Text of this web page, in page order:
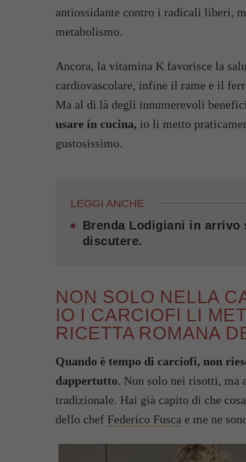
antiossidante contro i radicali liberi,
metabolismo.
Ancora, la vitamina K favorisce la
cardiovascolare, infine il rame e il
Ma al di là degli innumerevoli
usare in cucina, io li metto
gustosissimo.
LEGGI ANCHE
Brenda Lodigiani in
discutere.
NON SOLO NELLA
IO I CARCIOFI LI
RICETTA ROMANA
Quando è tempo di carciofi, non
dappertutto. Non solo nei risotti, ma
tradizionale. Hai già capito di che
dello chef Federico Fusca e me ne